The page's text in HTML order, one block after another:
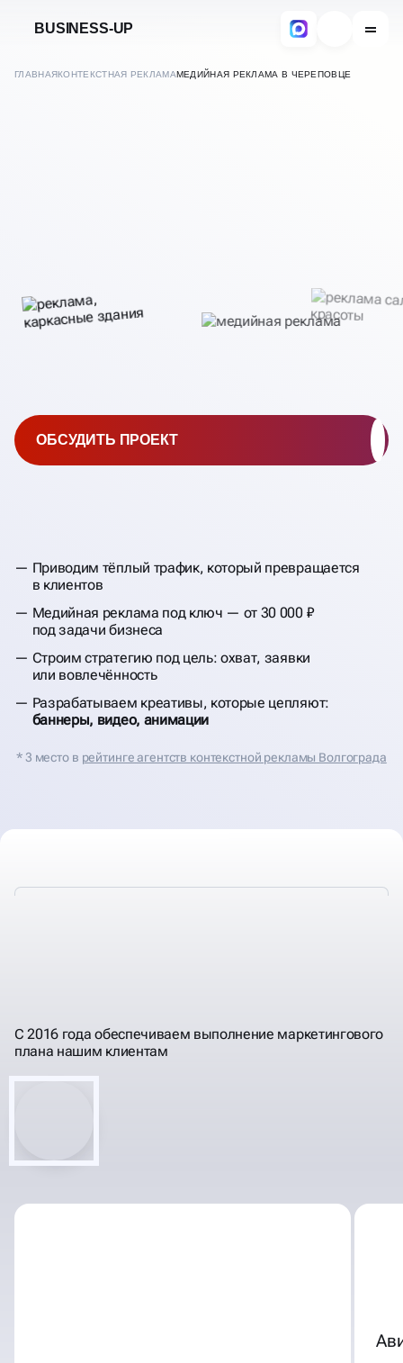
BUSINESS-UP
ГЛАВНАЯКОНТЕКСТНАЯ РЕКЛАМАМЕДИЙНАЯ РЕКЛАМА В ЧЕРЕПОВЦЕ
РЕКЛАМЫ
Приводим тёплый трафик, который превращается
в клиентов
Медийная реклама под ключ — от 30 000 ₽
под задачи бизнеса
Строим стратегию под цель: охват, заявки
или вовлечённость
Разрабатываем креативы, которые цепляют:
баннеры, видео, анимации
ОБСУДИТЬ ПРОЕКТ
* 3 место в рейтинге агентств контекстной рекламы Волгограда
РЕЗУЛЬТАТЕ
И НАШЕМ ИМЕНИ
С 2016 года обеспечиваем выполнение маркетингового
плана нашим клиентам